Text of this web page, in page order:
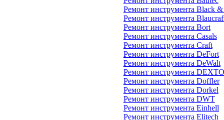
Ремонт инструмента Black
Ремонт инструмента
Ремонт инструмента Bort
Ремонт инструмента Casals
Ремонт инструмента Craft
Ремонт инструмента DeFort
Ремонт инструмента DeWalt
Ремонт инструмента
Ремонт инструмента Doffler
Ремонт инструмента Dorkel
Ремонт инструмента DWT
Ремонт инструмента Einhell
Ремонт инструмента Elitech